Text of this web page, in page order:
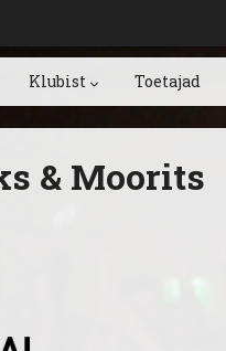
Klubist Toetajad
& Moorits